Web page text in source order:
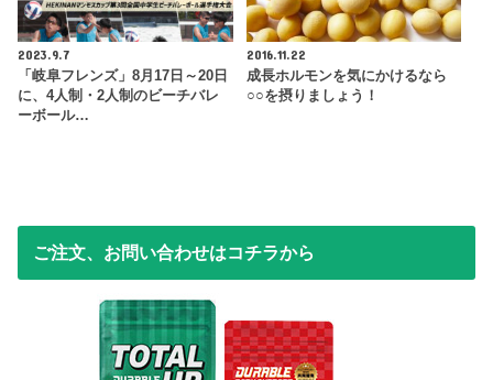
2023.9.7
「岐阜フレンズ」8月17日～20日
に、4人制・2人制のビーチバレ
ーボール…
2016.11.22
成長ホルモンを気にかけるなら
○○を摂りましょう！
ご注文、お問い合わせはコチラから